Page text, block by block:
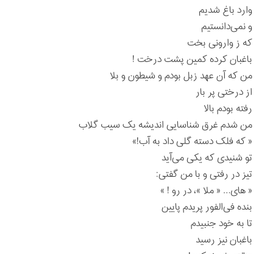
وارد باغ شديم
و نمی‌دانستيم
كه ز وارونی بخت
باغبان كرده كمين پشت درخت !
من كه آن عهد زبل بودم و شيطون و بلا
از درختی پر بار
رفته بودم بالا
من شدم غرق شناسايی انديشه يک سيب گلاب
« كه فلک دسته گلی داد به آب!»
تو شنيدی كه يكی می‌آيد
تيز در رفتی و با من گفتی:
« های… « ملا »، در رو ! »
بنده فی‌الفور پريدم پايين
تا به خود جنبيدم
باغبان نيز رسيد